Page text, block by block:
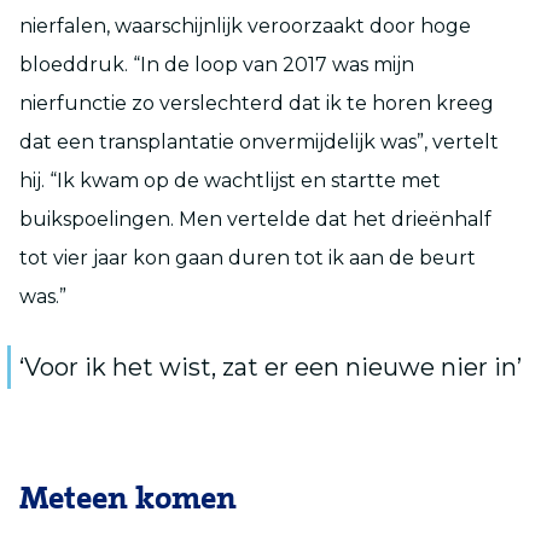
nierfalen, waarschijnlijk veroorzaakt door hoge
bloeddruk. “In de loop van 2017 was mijn
nierfunctie zo verslechterd dat ik te horen kreeg
dat een transplantatie onvermijdelijk was”, vertelt
hij. “Ik kwam op de wachtlijst en startte met
buikspoelingen. Men vertelde dat het drieënhalf
tot vier jaar kon gaan duren tot ik aan de beurt
was.”
‘Voor ik het wist, zat er een nieuwe nier in’
Meteen komen